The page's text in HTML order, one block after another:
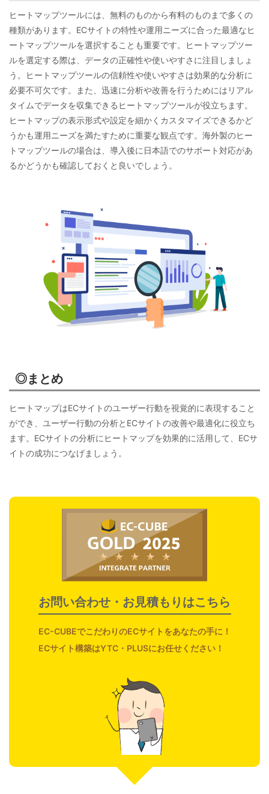
ヒートマップツールには、無料のものから有料のものまで多くの
種類があります。ECサイトの特性や運用ニーズに合った最適なヒ
ートマップツールを選択することも重要です。ヒートマップツー
ルを選定する際は、データの正確性や使いやすさに注目しましょ
う。ヒートマップツールの信頼性や使いやすさは効果的な分析に
必要不可欠です。また、迅速に分析や改善を行うためにはリアル
タイムでデータを収集できるヒートマップツールが役立ちます。
ヒートマップの表示形式や設定を細かくカスタマイズできるかど
うかも運用ニーズを満たすために重要な観点です。海外製のヒー
トマップツールの場合は、導入後に日本語でのサポート対応があ
るかどうかも確認しておくと良いでしょう。
◎まとめ
ヒートマップはECサイトのユーザー行動を視覚的に表現すること
ができ、ユーザー行動の分析とECサイトの改善や最適化に役立ち
ます。ECサイトの分析にヒートマップを効果的に活用して、ECサ
イトの成功につなげましょう。
お問い合わせ・お見積もりはこちら
EC-CUBEでこだわりのECサイトをあなたの手に！
ECサイト構築はYTC・PLUSにお任せください！